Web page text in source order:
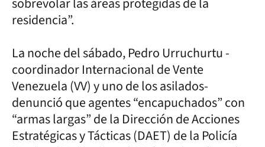
residencia”.
La noche del sábado, Pedro Urruchurtu -
coordinador Internacional de Vente
Venezuela (VV) y uno de los asilados-
denunció que agentes “encapuchados” con
“armas largas” de la Dirección de Acciones
Estratégicas y Tácticas (DAET) de la Policía